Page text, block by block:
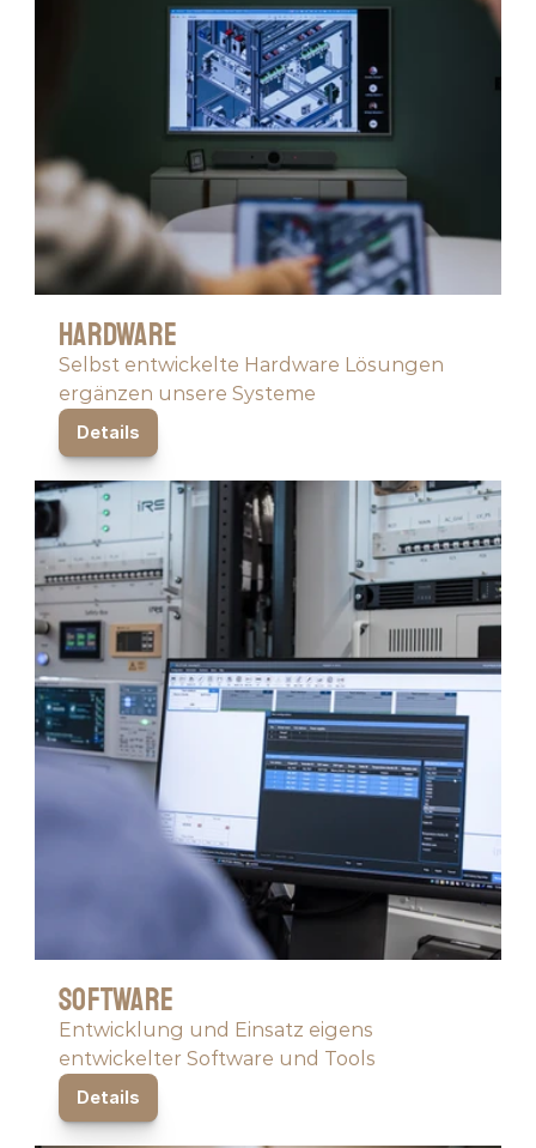
Hardware
Selbst entwickelte Hardware Lösungen
ergänzen unsere Systeme
Details
Software
Entwicklung und Einsatz eigens
entwickelter Software und Tools
Details